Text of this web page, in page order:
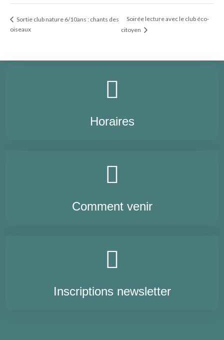
Sortie club nature 6/10ans : chants des
oiseaux
Soirée lecture avec le club éco-
citoyen
Horaires
Comment venir
Inscriptions newsletter